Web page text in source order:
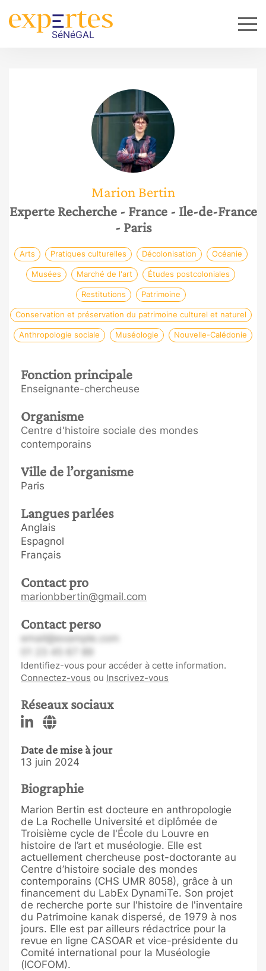
Marion Bertin
Experte Recherche - France - Ile-de-France
- Paris
Arts Pratiques culturelles Décolonisation Océanie
Musées Marché de l'art Études postcoloniales
Restitutions Patrimoine
Conservation et préservation du patrimoine culturel et naturel
Anthropologie sociale Muséologie Nouvelle-Calédonie
Fonction principale
Enseignante-chercheuse
Organisme
Centre d'histoire sociale des mondes
contemporains
Ville de l’organisme
Paris
Langues parlées
Anglais
Espagnol
Français
Contact pro
marionbbertin@gmail.com
Contact perso
email@example.com
Identifiez-vous pour accéder à cette information.
Connectez-vous ou Inscrivez-vous
Réseaux sociaux
Date de mise à jour
13 juin 2024
Biographie
Marion Bertin est docteure en anthropologie
de La Rochelle Université et diplômée de
Troisième cycle de l'École du Louvre en
histoire de l’art et muséologie. Elle est
actuellement chercheuse post-doctorante au
Centre d’histoire sociale des mondes
contemporains (CHS UMR 8058), grâce à un
financement du LabEx DynamiTe. Son projet
de recherche porte sur l'histoire de l'inventaire
du Patrimoine kanak dispersé, de 1979 à nos
jours. Elle est par ailleurs rédactrice pour la
revue en ligne CASOAR et vice-présidente du
Comité international pour la Muséologie
(ICOFOM).